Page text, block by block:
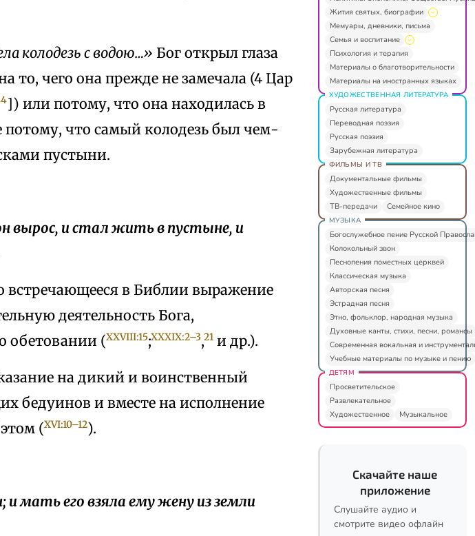
колодезь с водою…» Бог открыл глаза
то, чего она прежде не замечала (4 Цар
]) или потому, что она находилась в
что самый колодезь был чем-
пустыни.
вырос, и стал жить в пустыне, и
встречающееся в Библии выражение
деятельность Бога,
обетовании (XXVIII:15;XXXIX:2–3,21и др.).
на дикий и воинственный
бедуинов и вместе на исполнение
(XVI:10–12).
мать его взяла ему жену из земли
Жития святых, биографии
Мемуары, дневники, письма
Семья и воспитание
Психология и терапия
Материалы о благотворительности
Материалы на иностранных языках
ХУДОЖЕСТВЕННАЯ ЛИТЕРАТУРА
Русская литература
Переводная поэзия
Русская поэзия
Зарубежная литература
ФИЛЬМЫ И ТВ
Документальные фильмы
Художественные фильмы
ТВ-передачи
Семейное кино
МУЗЫКА
Богослужебное пение Русской
Колокольный звон
Песнопения поместных церквей
Классическая музыка
Авторская песня
Эстрадная песня
Этно, фольклор, народная музыка
Духовные канты, стихи, песни, романсы
Современная вокальная и
Учебные материалы по музыке и пению
ДЕТЯМ
Просветительское
Развлекательное
Художественное
Музыкальное
Скачайте наше
приложение
Слушайте аудио и
смотрите видео офлайн